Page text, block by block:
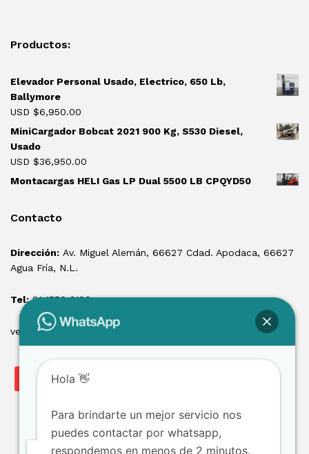
Productos:
Elevador Personal Usado, Electrico, 650 Lb,
Ballymore
USD $6,950.00
MiniCargador Bobcat 2021 900 Kg, S530 Diesel,
Usado
USD $36,950.00
Montacargas HELI Gas LP Dual 5500 LB CPQYD50
Contacto
Dirección: Av. Miguel Alemán, 66627 Cdad. Apodaca, 66627
Agua Fría, N.L.
Tel:81 1550 3100
ventas@losmontacargas.mx
Hola 👋
Para brindarte un mejor servicio nos
puedes contactar por whatsapp,
respondemos en menos de 2 minutos.